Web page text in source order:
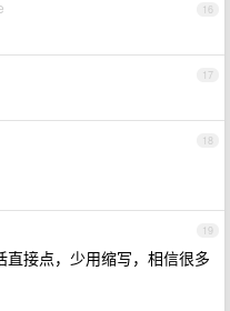
16
17
18
19
直接点，少用缩写，相信很多